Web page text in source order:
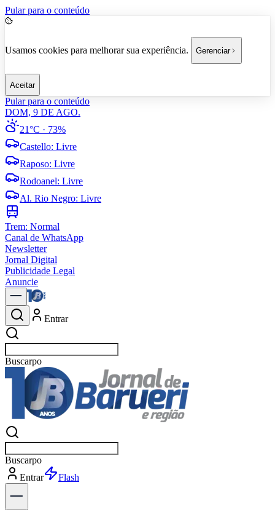
Pular para o conteúdo
Usamos cookies para melhorar sua experiência. Gerenciar
Aceitar
Pular para o conteúdo
DOM, 9 DE AGO.
21°C · 73%
Castello: Livre
Raposo: Livre
Rodoanel: Livre
Al. Rio Negro: Livre
Trem: Normal
Canal de WhatsApp
Newsletter
Jornal Digital
Publicidade Legal
Anuncie
Entrar
Buscarnot
Buscarnot
Entrar
Explorar